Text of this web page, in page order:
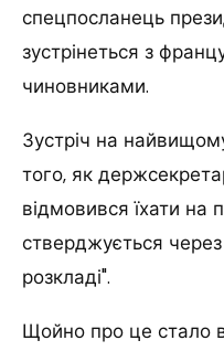
спецпосланець
зустрінеться з
чиновниками.
Зустріч на
того, як
відмовився їхати на
стверджується
розкладі".
Щойно про це стало